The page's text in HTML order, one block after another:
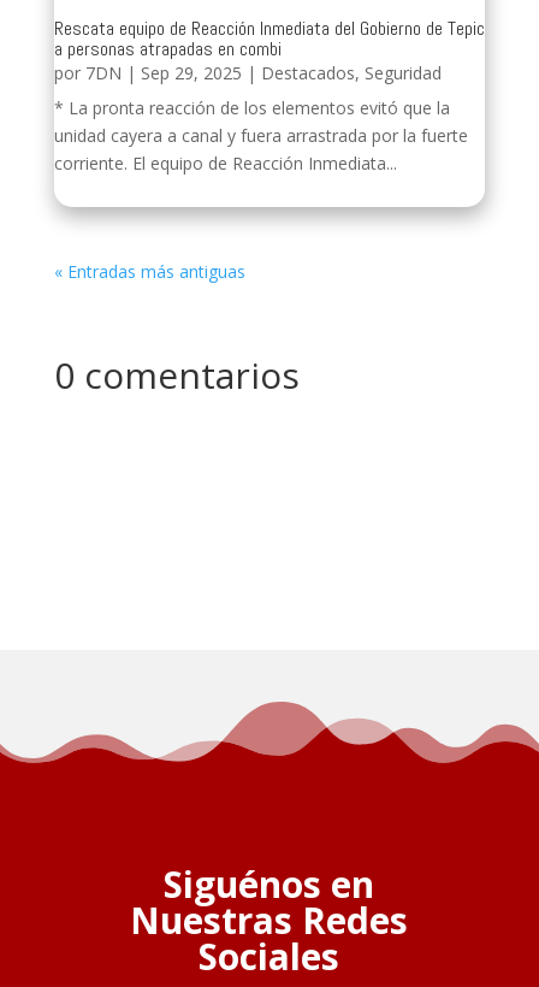
Rescata equipo de Reacción Inmediata del Gobierno de Tepic
a personas atrapadas en combi
por 7DN | Sep 29, 2025 | Destacados, Seguridad
* La pronta reacción de los elementos evitó que la
unidad cayera a canal y fuera arrastrada por la fuerte
corriente. El equipo de Reacción Inmediata...
« Entradas más antiguas
0 comentarios
Siguénos en
Nuestras Redes
Sociales